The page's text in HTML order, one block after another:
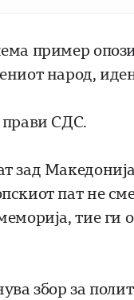
пример
народ,
прави СДС.
зад
пат не
тие
збор за